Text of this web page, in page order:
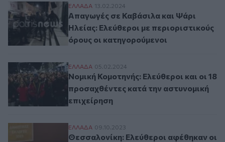
Απαγωγές σε Καβάσιλα και Ψάρι Ηλείας:
ΕΛΛAΔΑ 13.02.2024
Απαγωγές σε Καβάσιλα και Ψάρι
Ηλείας: Ελεύθεροι με περιοριστικούς
όρους οι κατηγορούμενοι
Νομική Κομοτηνής: Ελεύθεροι και οι 18
ΕΛΛAΔΑ 05.02.2024
Νομική Κομοτηνής: Ελεύθεροι και οι 18
προσαχθέντες κατά την αστυνομική
επιχείρηση
Θεσσαλονίκη: Ελεύθεροι αφέθηκαν οι
ΕΛΛAΔΑ 09.10.2023
Θεσσαλονίκη: Ελεύθεροι αφέθηκαν οι